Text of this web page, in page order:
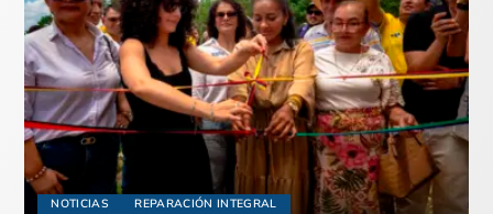
NOTICIAS REPARACIÓN INTEGRAL